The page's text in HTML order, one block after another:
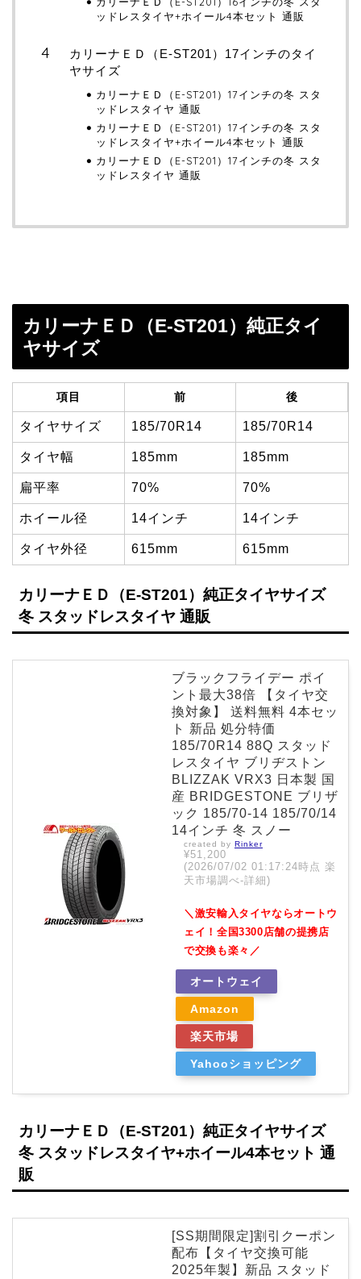
ッドレスタイヤ+ホイール4本セット 通販
カリーナＥＤ（E-ST201）17インチのタイ
ヤサイズ
カリーナＥＤ（E-ST201）17インチの冬 スタ
ッドレスタイヤ 通販
カリーナＥＤ（E-ST201）17インチの冬 スタ
ッドレスタイヤ+ホイール4本セット 通販
カリーナＥＤ（E-ST201）17インチの冬 スタ
ッドレスタイヤ 通販
カリーナＥＤ（E-ST201）純正タイ
ヤサイズ
項目 前 後
タイヤサイズ 185/70R14 185/70R14
タイヤ幅 185mm 185mm
扁平率 70% 70%
ホイール径 14インチ 14インチ
タイヤ外径 615mm 615mm
カリーナＥＤ（E-ST201）純正タイヤサイズ
冬 スタッドレスタイヤ 通販
ブラックフライデー ポイ
ント最大38倍 【タイヤ交
換対象】 送料無料 4本セッ
ト 新品 処分特価
185/70R14 88Q スタッド
レスタイヤ ブリヂストン
BLIZZAK VRX3 日本製 国
産 BRIDGESTONE ブリザ
ック 185/70-14 185/70/14
14インチ 冬 スノー
created by Rinker
¥51,200
(2026/07/02 01:17:24時点 楽
天市場調べ-詳細)
＼激安輸入タイヤならオートウ
ェイ！全国3300店舗の提携店
で交換も楽々／
オートウェイ
Amazon
楽天市場
Yahooショッピング
カリーナＥＤ（E-ST201）純正タイヤサイズ
冬 スタッドレスタイヤ+ホイール4本セット 通
販
[SS期間限定]割引クーポン
配布【タイヤ交換可能
2025年製】新品 スタッド